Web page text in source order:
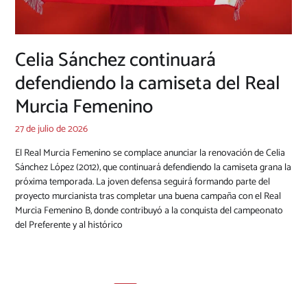
Celia Sánchez continuará
defendiendo la camiseta del Real
Murcia Femenino
27 de julio de 2026
El Real Murcia Femenino se complace anunciar la renovación de Celia
Sánchez López (2012), que continuará defendiendo la camiseta grana la
próxima temporada. La joven defensa seguirá formando parte del
proyecto murcianista tras completar una buena campaña con el Real
Murcia Femenino B, donde contribuyó a la conquista del campeonato
del Preferente y al histórico